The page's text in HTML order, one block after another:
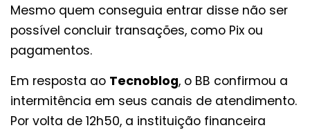
Mesmo quem conseguia entrar disse não ser
possível concluir transações, como Pix ou
pagamentos.
Em resposta ao Tecnoblog, o BB confirmou a
intermitência em seus canais de atendimento.
Por volta de 12h50, a instituição financeira